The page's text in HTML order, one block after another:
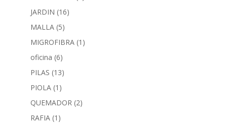
JARDIN (16)
MALLA (5)
MIGROFIBRA (1)
oficina (6)
PILAS (13)
PIOLA (1)
QUEMADOR (2)
RAFIA (1)